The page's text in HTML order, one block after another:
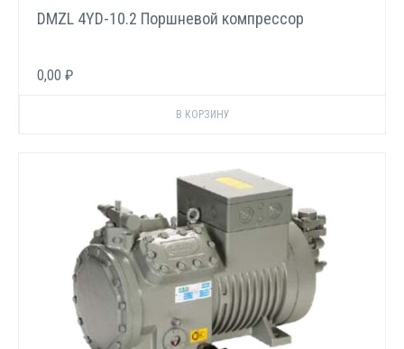
DMZL 4YD-10.2 Поршневой компрессор
0,00 ₽